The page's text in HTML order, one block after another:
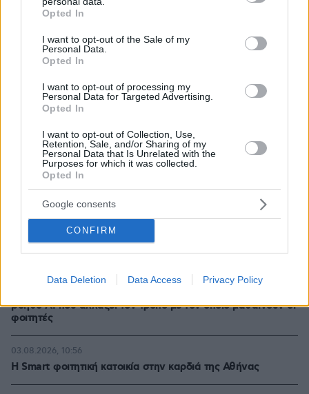
grant or deny consent to Google and its third-party tags to
use your data for below specified purposes in below Google
consent section.
Opted In
I want to opt-out of the Sale of my
Personal Data.
Opted In
I want to opt-out of processing my
Personal Data for Targeted Advertising.
Opted In
I want to opt-out of Collection, Use,
Retention, Sale, and/or Sharing of my
Personal Data that Is Unrelated with the
Purposes for which it was collected.
Opted In
Google consents
CONFIRM
Data Deletion Data Access Privacy Policy
βοηθό AI που αλλάζει τον τρόπο με τον οποίο μαθαίνουν οι
φοιτητές
30.07.2026, 09:33
Η Smart φοιτητική κατοικία στην καρδιά της Αθήνας
03.08.2026, 10:56